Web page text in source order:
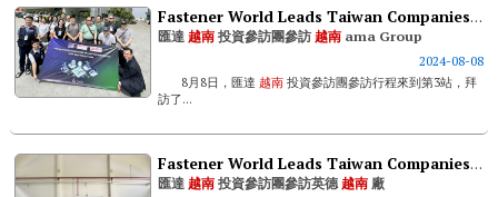
Fastener World Leads Taiwan Companies To Visit Ama Group
匯達越南投資參訪團參訪越南 ama Group
2024-08-08
8月8日，匯達 越南投資參訪團參訪行程來到第3站，拜
訪了...
Fastener World Leads Taiwan Companies To Visit Thread Industries (vietnam)
匯達越南投資參訪團參訪英德越南 廠